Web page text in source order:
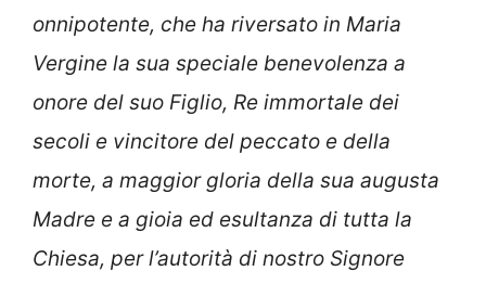
onnipotente, che ha riversato in Maria
Vergine la sua speciale benevolenza a
onore del suo Figlio, Re immortale dei
secoli e vincitore del peccato e della
morte, a maggior gloria della sua augusta
Madre e a gioia ed esultanza di tutta la
Chiesa, per l’autorità di nostro Signore